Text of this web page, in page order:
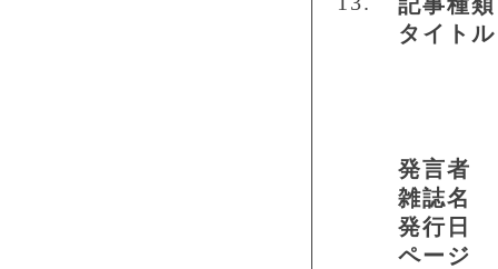
タイトル
発言者
雑誌名
発行日
ページ